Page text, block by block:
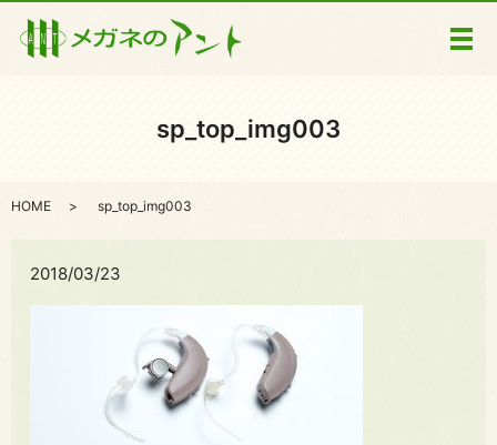
メ
sp_top_img003
HOME sp_top_img003
2018/03/23